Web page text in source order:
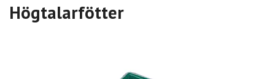
Högtalarfötter